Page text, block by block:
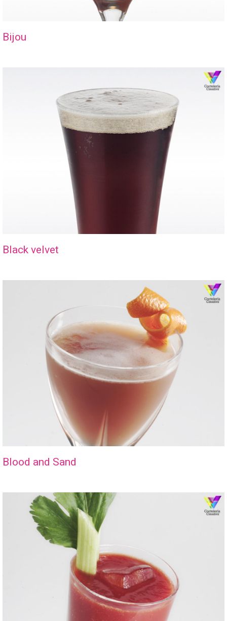
Bijou
Black velvet
Blood and Sand